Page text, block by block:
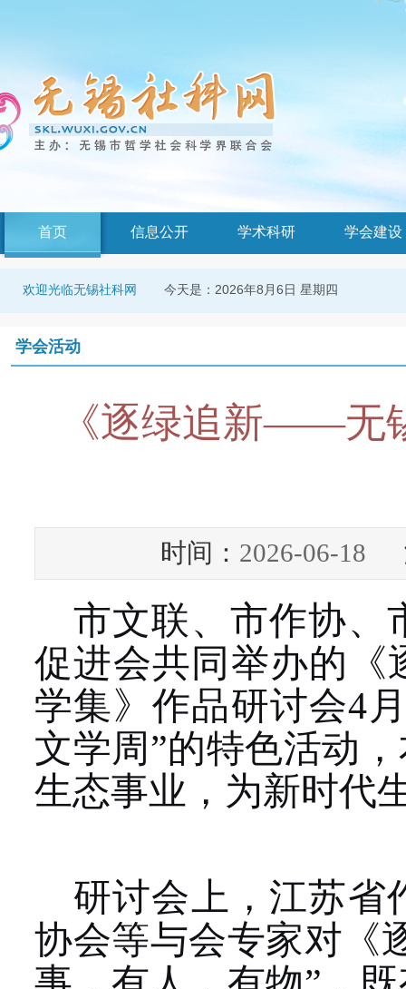
首页 信息公开 学术科研 学会建设
欢迎光临无锡社科网 今天是： 2026年8月6日 星期四
学会活动
《逐绿追新——无
时间： 2026-06-18
市文联、市作协、
促进会共同举办的
学集》作品研讨会4
文学周”的特色活动
生态事业，为新时代
研讨会上，江苏省
协会等与会专家对《